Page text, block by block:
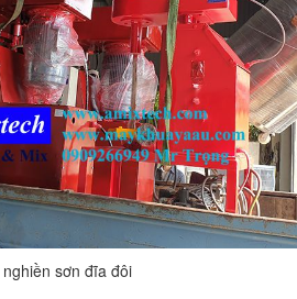
nghiền sơn đĩa đôi